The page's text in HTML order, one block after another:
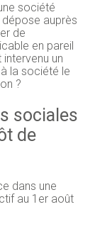
société
auprès
de
en pareil
un
la société le
?
sociales
de
dans une
au 1er août